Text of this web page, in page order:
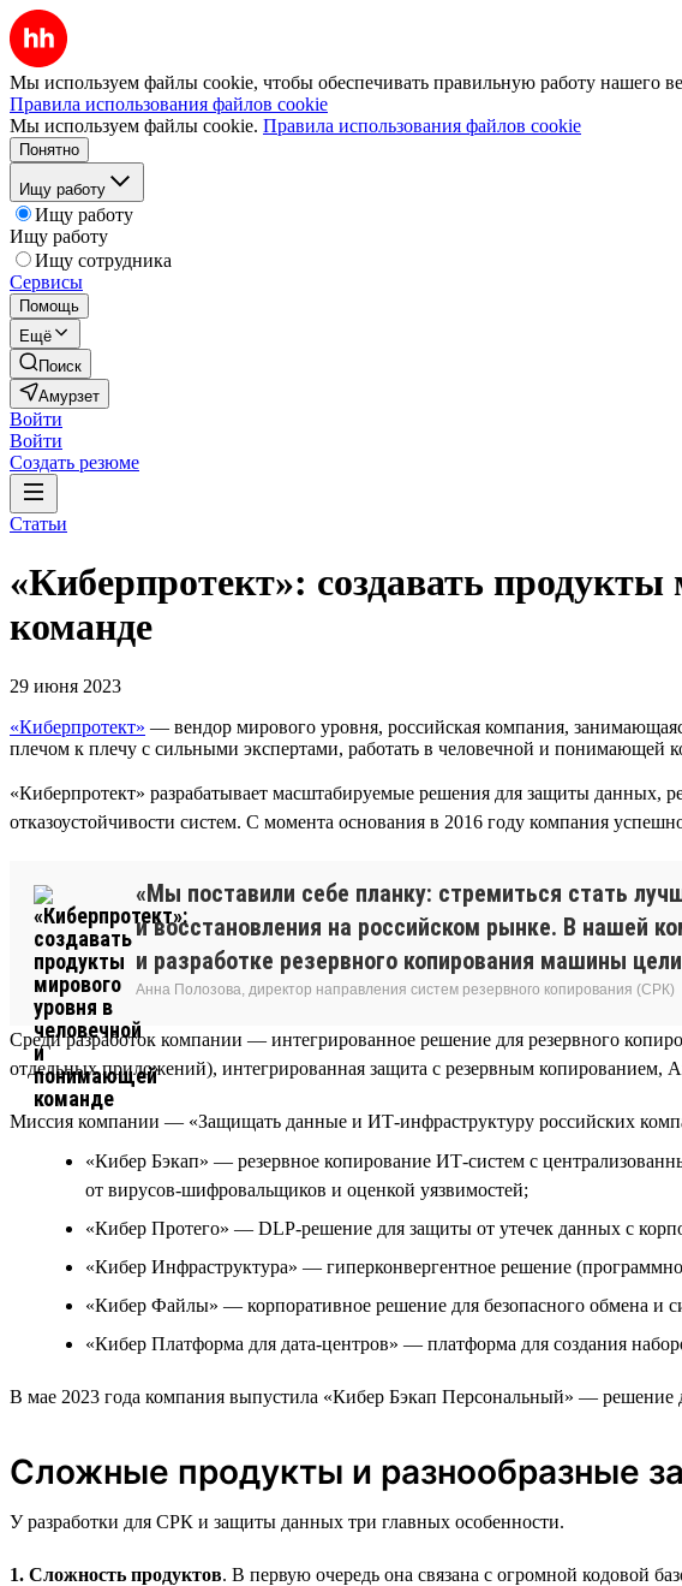
Мы используем файлы cookie, чтобы обеспечивать правильную работу нашего
Правила использования файлов cookie
Мы используем файлы cookie. Правила использования файлов cookie
Понятно
Ищу работу
Ищу работу
Ищу работу
Ищу сотрудника
Сервисы
Помощь
Ещё
Поиск
Амурзет
Войти
Войти
Создать резюме
Статьи
«Киберпротект»: создавать
команде
29 июня 2023
«Киберпротект» — вендор мирового уровня, российская компания,
плечом к плечу с сильными экспертами, работать в человечной и понимающей
«Киберпротект» разрабатывает масштабируемые решения для защиты данных,
отказоустойчивости систем. С момента основания в 2016 году компания
«Мы поставили себе планку: стремиться стать
и восстановления на российском рынке. В нашей
и разработке резервного копирования машины
Анна Полозова, директор направления систем резервного копирования (СРК)
Среди разработок компании — интегрированное решение для резервного
отдельных приложений), интегрированная защита с резервным копированием,
Миссия компании — «Защищать данные и ИТ-инфраструктуру российских
«Кибер Бэкап» — резервное копирование ИТ-систем с
от вирусов-шифровальщиков и оценкой уязвимостей;
«Кибер Протего» — DLP-решение для защиты от утечек данных с
«Кибер Инфраструктура» — гиперконвергентное решение
«Кибер Файлы» — корпоративное решение для безопасного обмена и
«Кибер Платформа для дата-центров» — платформа для создания
В мае 2023 года компания выпустила «Кибер Бэкап Персональный» — решение
Сложные продукты и разнообразные
У разработки для СРК и защиты данных три главных особенности.
1. Сложность продуктов. В первую очередь она связана с огромной кодовой